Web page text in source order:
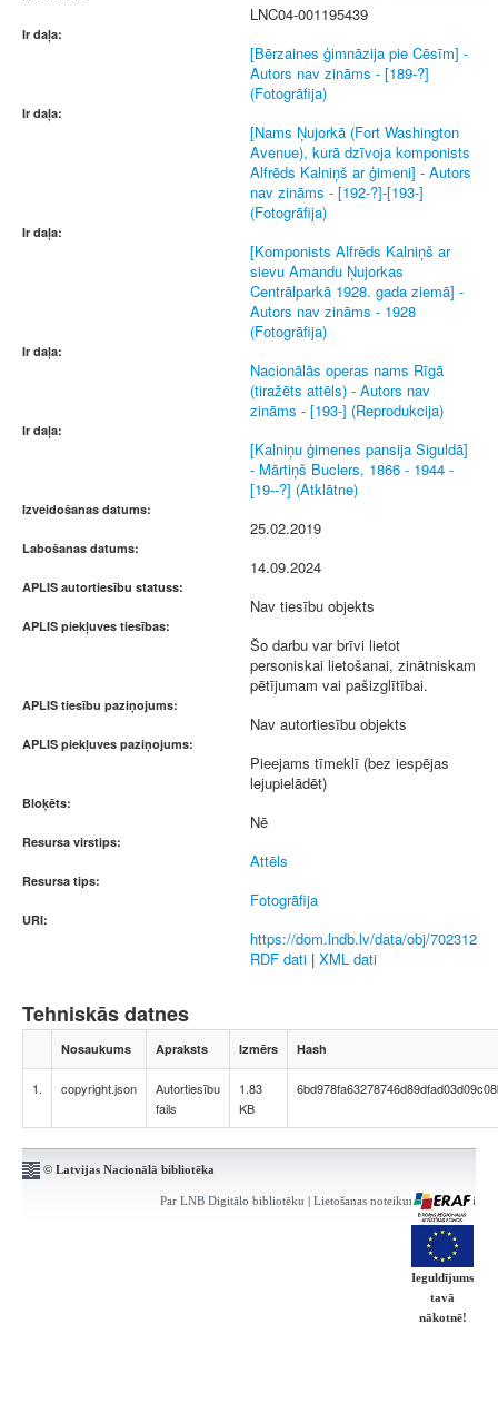
LNC04-001195439
Ir daļa:
[Bērzaines ģimnāzija pie Cēsīm] -
Autors nav zināms - [189-?]
(Fotogrāfija)
Ir daļa:
[Nams Ņujorkā (Fort Washington
Avenue), kurā dzīvoja komponists
Alfrēds Kalniņš ar ģimeni] - Autors
nav zināms - [192-?]-[193-]
(Fotogrāfija)
Ir daļa:
[Komponists Alfrēds Kalniņš ar
sievu Amandu Ņujorkas
Centrālparkā 1928. gada ziemā] -
Autors nav zināms - 1928
(Fotogrāfija)
Ir daļa:
Nacionālās operas nams Rīgā
(tiražēts attēls) - Autors nav
zināms - [193-] (Reprodukcija)
Ir daļa:
[Kalniņu ģimenes pansija Siguldā]
- Mārtiņš Buclers, 1866 - 1944 -
[19--?] (Atklātne)
Izveidošanas datums:
25.02.2019
Labošanas datums:
14.09.2024
APLIS autortiesību statuss:
Nav tiesību objekts
APLIS piekļuves tiesības:
Šo darbu var brīvi lietot
personiskai lietošanai, zinātniskam
pētījumam vai pašizglītībai.
APLIS tiesību paziņojums:
Nav autortiesību objekts
APLIS piekļuves paziņojums:
Pieejams tīmeklī (bez iespējas
lejupielādēt)
Bloķēts:
Nē
Resursa virstips:
Attēls
Resursa tips:
Fotogrāfija
URI:
https://dom.lndb.lv/data/obj/702312
RDF dati | XML dati
Tehniskās datnes
Nosaukums Apraksts Izmērs Hash
1. copyright.json
Autortiesību
fails
1.83
KB
© Latvijas Nacionālā bibliotēka
Par LNB Digitālo bibliotēku | Lietošanas noteikumi | Kontakti
Ieguldījums
tavā
nākotnē!